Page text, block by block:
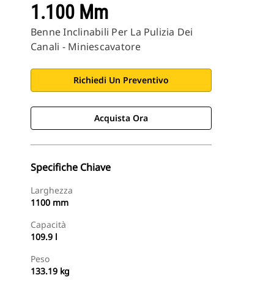
1.100 Mm
Benne Inclinabili Per La Pulizia Dei
Canali - Miniescavatore
Richiedi Un Preventivo
Acquista Ora
Specifiche Chiave
Larghezza
1100 mm
Capacità
109.9 l
Peso
133.19 kg